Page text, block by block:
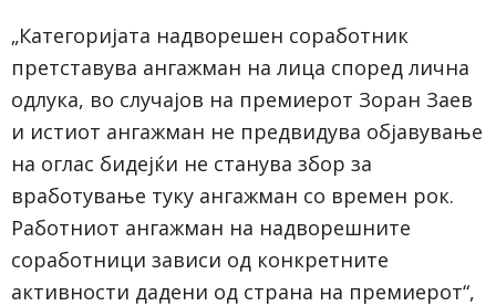
„Категоријата надворешен соработник
претставува ангажман на лица според лична
одлука, во случајов на премиерот Зоран Заев
и истиот ангажман не предвидува објавување
на оглас бидејќи не станува збор за
вработување туку ангажман со времен рок.
Работниот ангажман на надворешните
соработници зависи од конкретните
активности дадени од страна на премиерот“,